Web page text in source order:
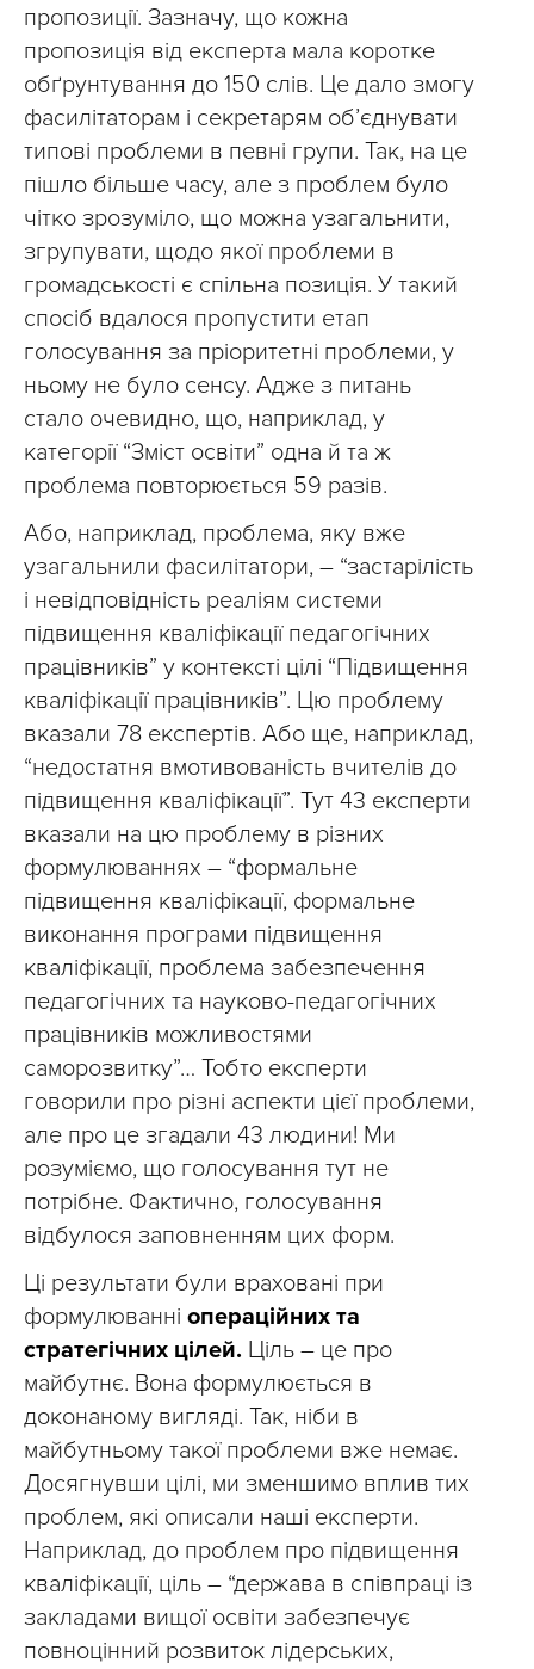
пропозиції. Зазначу, що кожна
пропозиція від експерта мала коротке
обґрунтування до 150 слів. Це дало змогу
фасилітаторам і секретарям об’єднувати
типові проблеми в певні групи. Так, на це
пішло більше часу, але з проблем було
чітко зрозуміло, що можна узагальнити,
згрупувати, щодо якої проблеми в
громадськості є спільна позиція. У такий
спосіб вдалося пропустити етап
голосування за пріоритетні проблеми, у
ньому не було сенсу. Адже з питань
стало очевидно, що, наприклад, у
категорії “Зміст освіти” одна й та ж
проблема повторюється 59 разів.
Або, наприклад, проблема, яку вже
узагальнили фасилітатори, – “застарілість
і невідповідність реаліям системи
підвищення кваліфікації педагогічних
працівників” у контексті цілі “Підвищення
кваліфікації працівників”. Цю проблему
вказали 78 експертів. Або ще, наприклад,
“недостатня вмотивованість вчителів до
підвищення кваліфікації”. Тут 43 експерти
вказали на цю проблему в різних
формулюваннях – “формальне
підвищення кваліфікації, формальне
виконання програми підвищення
кваліфікації, проблема забезпечення
педагогічних та науково-педагогічних
працівників можливостями
саморозвитку”… Тобто експерти
говорили про різні аспекти цієї проблеми,
але про це згадали 43 людини! Ми
розуміємо, що голосування тут не
потрібне. Фактично, голосування
відбулося заповненням цих форм.
Ці результати були враховані при
формулюванні операційних та
стратегічних цілей. Ціль – це про
майбутнє. Вона формулюється в
доконаному вигляді. Так, ніби в
майбутньому такої проблеми вже немає.
Досягнувши цілі, ми зменшимо вплив тих
проблем, які описали наші експерти.
Наприклад, до проблем про підвищення
кваліфікації, ціль – “держава в співпраці із
закладами вищої освіти забезпечує
повноцінний розвиток лідерських,